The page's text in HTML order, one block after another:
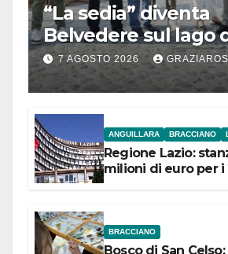
“La sedia” diventa
Belvedere sul lago
Bracciano: ieri
l’inaugurazione
7 AGOSTO 2026
ANGUILLARA BRACCIANO
Regione Lazio:
milioni di euro per i
BRACCIANO
Bosco di San